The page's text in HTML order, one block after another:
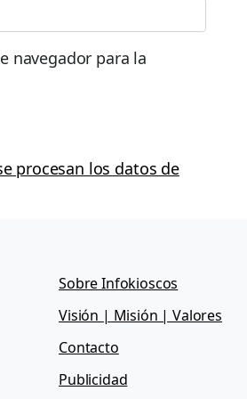
navegador para la
procesan los datos de
Sobre Infokioscos
Visión | Misión | Valores
Contacto
Publicidad